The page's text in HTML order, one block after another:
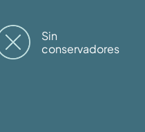
Sin
conservadores